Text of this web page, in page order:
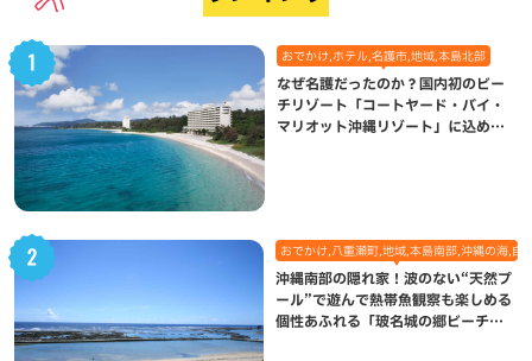
おでかけ,ホテル,名護市,地域,本島北部
なぜ名護だったのか？国内初のビー
チリゾート「コートヤード・バイ・
マリオット沖縄リゾート」に込めら
おでかけ,八重瀬町,地域,本島南部,沖縄の海,自
沖縄南部の隠れ家！波のない“天然プ
ール”で遊んで熱帯魚観察も楽しめる
個性あふれる「玻名城の郷ビーチ」